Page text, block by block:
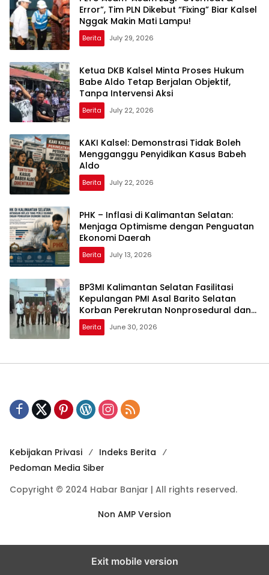
Error”, Tim PLN Dikebut “Fixing” Biar Kalsel
Nggak Makin Mati Lampu!
Berita July 29, 2026
Ketua DKB Kalsel Minta Proses Hukum
Babe Aldo Tetap Berjalan Objektif,
Tanpa Intervensi Aksi
Berita July 22, 2026
KAKI Kalsel: Demonstrasi Tidak Boleh
Mengganggu Penyidikan Kasus Babeh
Aldo
Berita July 22, 2026
PHK – Inflasi di Kalimantan Selatan:
Menjaga Optimisme dengan Penguatan
Ekonomi Daerah
Berita July 13, 2026
BP3MI Kalimantan Selatan Fasilitasi
Kepulangan PMI Asal Barito Selatan
Korban Perekrutan Nonprosedural dan
Eksploitasi di Kamboja
Berita June 30, 2026
Kebijakan Privasi
Indeks Berita
Pedoman Media Siber
Copyright © 2024 Habar Banjar | All rights reserved.
Non AMP Version
Exit mobile version